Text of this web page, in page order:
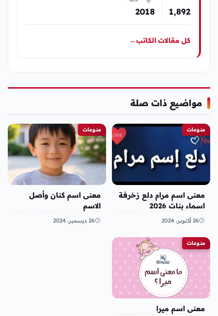
1٬892 2018
كل مقالات الكاتب←
مواضيع ذات صلة
منوعات
معنى اسم مرام دلع زخرفة
اسماء بنات 2026
26 أكتوبر، 2024
منوعات
معنى اسم كنان وأصل
الاسم
26 ديسمبر، 2024
منوعات
معنى اسم ميرا